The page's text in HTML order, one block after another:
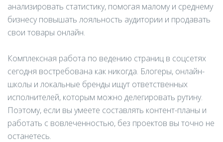
анализировать статистику, помогая малому и среднему
бизнесу повышать лояльность аудитории и продавать
свои товары онлайн.
Комплексная работа по ведению страниц в соцсетях
сегодня востребована как никогда. Блогеры, онлайн-
школы и локальные бренды ищут ответственных
исполнителей, которым можно делегировать рутину.
Поэтому, если вы умеете составлять контент-планы и
работать с вовлеченностью, без проектов вы точно не
останетесь.